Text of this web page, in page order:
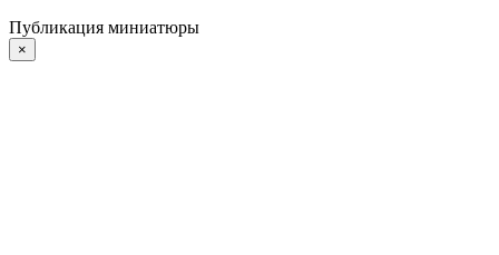
Публикация миниатюры
×